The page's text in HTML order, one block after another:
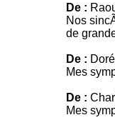
De :
Nos
de
De :
Mes
De :
Mes